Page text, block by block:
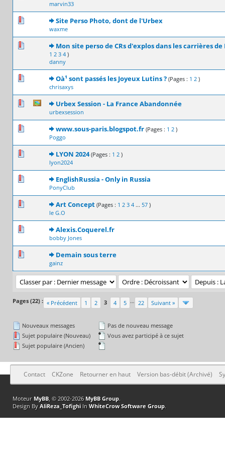
marvin33
Site Perso Photo, dont de l'Urbex
waxme
0 Votes - 0 sur 5 en moyenne
12345
Mon site perso de CRs d'explos dans les carrières de
1 2 3 4 )
danny
1 Votes - 5 sur 5 en moyenne
12345
Oà¹ sont passés les Joyeux Lutins ? (Pages : 1 2 )
chrisaxys
0 Votes - 0 sur 5 en moyenne
123 45
Urbex Session - La France Abandonnée
urbexsession
0 Votes - 0 sur 5 en moyenne
12 3 45
www.sous-paris.blogspot.fr (Pages : 1 2 )
Poggo
3 Votes - 3.67 sur 5 en moyenne
12345
LYON 2024 (Pages : 1 2 )
lyon2024
0 Votes - 0 sur 5 en moyenne
1234 5
EnglishRussia - Only in Russia
PonyClub
0 Votes - 0 sur 5 en moyenne
12345
Art Concept (Pages : 1 2 3 4 ... 57 )
le G.O
0 Votes - 0 sur 5 en moyenne
12345
Alexis.Coquerel.fr
bobby Jones
0 Votes - 0 sur 5 en moyenne
12345
Demain sous terre
gainz
0 Votes - 0 sur 5 en moyenne
12345
Pages (22) : « Précédent 1 2 3 4 5 … 22 Suivant »
Nouveaux messages
Sujet populaire (Nouveau)
Sujet populaire (Ancien)
Pas de nouveau message
Vous avez participé à ce sujet
Contact CKZone Retourner en haut Version bas-débit (Archivé)
Moteur MyBB, © 2002-2026 MyBB Group.
Design By AliReza_TofighiIn WhiteCrow Software Group.